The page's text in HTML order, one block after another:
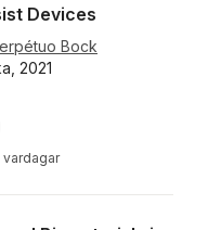
Devices
Bock
2021
vardagar